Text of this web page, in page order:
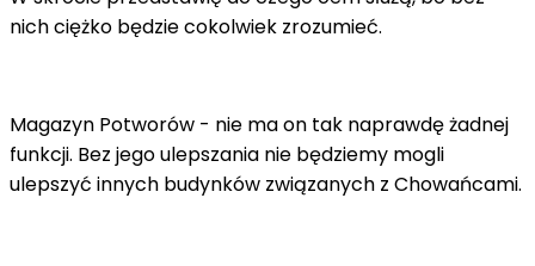
nich ciężko będzie cokolwiek zrozumieć.
Magazyn Potworów - nie ma on tak naprawdę żadnej
funkcji. Bez jego ulepszania nie będziemy mogli
ulepszyć innych budynków związanych z Chowańcami.